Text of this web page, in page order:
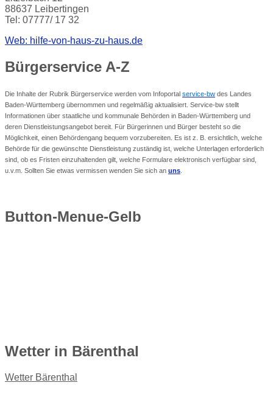
88637 Leibertingen
Tel: 07777/ 17 32
Web: hilfe-von-haus-zu-haus.de
Bürgerservice A-Z
Die Inhalte der Rubrik Bürgerservice werden vom Infoportal service-bw des Landes
Baden-Württemberg übernommen und regelmäßig aktualisiert. Service-bw stellt
Informationen über staatliche und kommunale Behörden in Baden-Württemberg und
deren Dienstleistungsangebot bereit. Für Bürgerinnen und Bürger besteht so die
Möglichkeit, einen Behördengang bequem vorzubereiten. Es ist z. B. ersichtlich, welche
Behörde für die gewünschte Dienstleistung zuständig ist, welche Unterlagen erforderlich
sind, ob es Fristen einzuhaltenden gilt, welche Formulare elektronisch verfügbar sind,
u.v.m. Sollten Sie etwas vermissen wenden Sie sich an uns
Button-Menue-Gelb
Wetter in Bärenthal
Wetter Bärenthal